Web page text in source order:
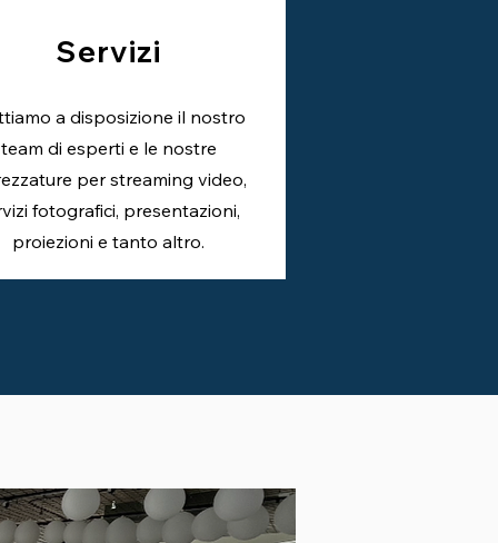
Servizi
a disposizione il nostro
team di esperti e le nostre
per streaming video,
fotografici, presentazioni,
proiezioni e tanto altro.